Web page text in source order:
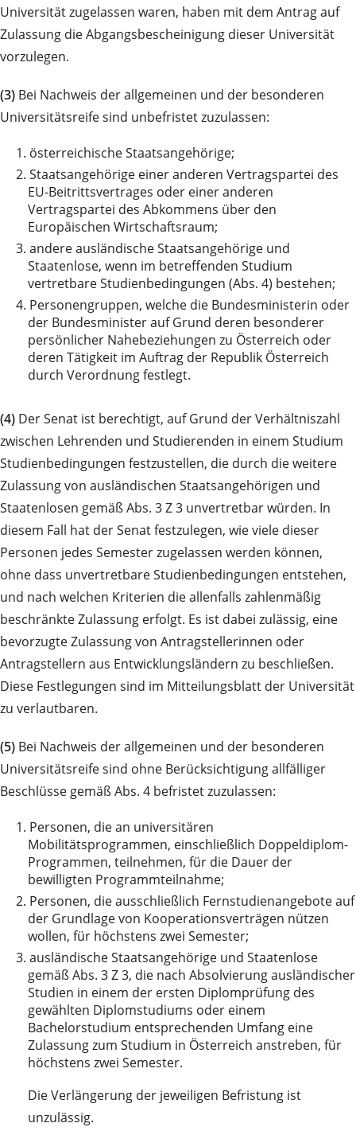
Universität zugelassen waren, haben mit dem Antrag auf
Zulassung die Abgangsbescheinigung dieser Universität
vorzulegen.
(3) Bei Nachweis der allgemeinen und der besonderen
Universitätsreife sind unbefristet zuzulassen:
1. österreichische Staatsangehörige;
2. Staatsangehörige einer anderen Vertragspartei des
EU-Beitrittsvertrages oder einer anderen
Vertragspartei des Abkommens über den
Europäischen Wirtschaftsraum;
3. andere ausländische Staatsangehörige und
Staatenlose, wenn im betreffenden Studium
vertretbare Studienbedingungen (Abs. 4) bestehen;
4. Personengruppen, welche die Bundesministerin oder
der Bundesminister auf Grund deren besonderer
persönlicher Nahebeziehungen zu Österreich oder
deren Tätigkeit im Auftrag der Republik Österreich
durch Verordnung festlegt.
(4) Der Senat ist berechtigt, auf Grund der Verhältniszahl
zwischen Lehrenden und Studierenden in einem Studium
Studienbedingungen festzustellen, die durch die weitere
Zulassung von ausländischen Staatsangehörigen und
Staatenlosen gemäß Abs. 3 Z 3 unvertretbar würden. In
diesem Fall hat der Senat festzulegen, wie viele dieser
Personen jedes Semester zugelassen werden können,
ohne dass unvertretbare Studienbedingungen entstehen,
und nach welchen Kriterien die allenfalls zahlenmäßig
beschränkte Zulassung erfolgt. Es ist dabei zulässig, eine
bevorzugte Zulassung von Antragstellerinnen oder
Antragstellern aus Entwicklungsländern zu beschließen.
Diese Festlegungen sind im Mitteilungsblatt der Universität
zu verlautbaren.
(5) Bei Nachweis der allgemeinen und der besonderen
Universitätsreife sind ohne Berücksichtigung allfälliger
Beschlüsse gemäß Abs. 4 befristet zuzulassen:
1. Personen, die an universitären
Mobilitätsprogrammen, einschließlich Doppeldiplom-
Programmen, teilnehmen, für die Dauer der
bewilligten Programmteilnahme;
2. Personen, die ausschließlich Fernstudienangebote auf
der Grundlage von Kooperationsverträgen nützen
wollen, für höchstens zwei Semester;
3. ausländische Staatsangehörige und Staatenlose
gemäß Abs. 3 Z 3, die nach Absolvierung ausländischer
Studien in einem der ersten Diplomprüfung des
gewählten Diplomstudiums oder einem
Bachelorstudium entsprechenden Umfang eine
Zulassung zum Studium in Österreich anstreben, für
höchstens zwei Semester.
Die Verlängerung der jeweiligen Befristung ist
unzulässig.